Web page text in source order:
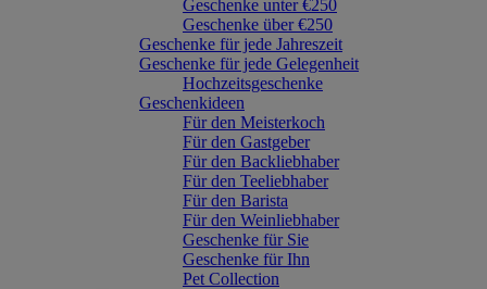
Geschenke unter €250
Geschenke über €250
Geschenke für jede Jahreszeit
Geschenke für jede Gelegenheit
Hochzeitsgeschenke
Geschenkideen
Für den Meisterkoch
Für den Gastgeber
Für den Backliebhaber
Für den Teeliebhaber
Für den Barista
Für den Weinliebhaber
Geschenke für Sie
Geschenke für Ihn
Pet Collection